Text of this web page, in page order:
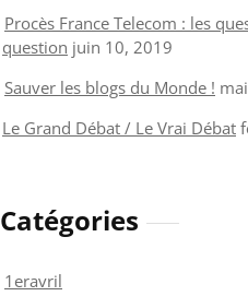
Procès France Telecom : les
question juin 10, 2019
Sauver les blogs du Monde !
Le Grand Débat / Le Vrai Débat
Catégories
1eravril